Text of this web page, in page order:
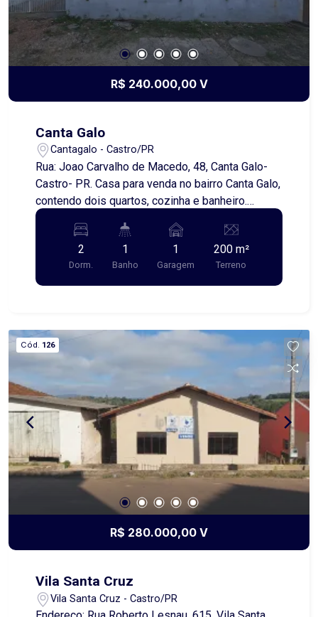
R$ 240.000,00 V
Canta Galo
Cantagalo - Castro/PR
Rua: Joao Carvalho de Macedo, 48, Canta Galo-
Castro- PR. Casa para venda no bairro Canta Galo,
contendo dois quartos, cozinha e banheiro.
Próximo ao Posto de saúde e escola do bairro.
Agende uma visita.
2
Dorm.
1
Banho
1
Garagem
200 m²
Terreno
Cód. 126
R$ 280.000,00 V
Vila Santa Cruz
Vila Santa Cruz - Castro/PR